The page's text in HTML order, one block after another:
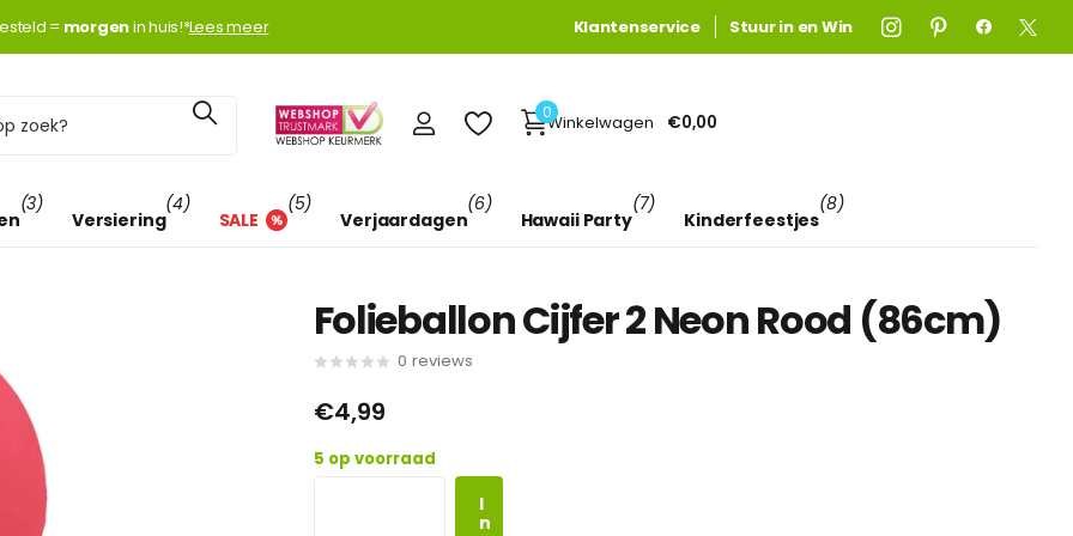
Klarna
Klarna
= morgenin huis!*Lees meer
morgen Gratis verzendingboven €75! (anders €4,95)Lees meer
Gratis verzending
Klantenservice Stuur in en Win
Winkelwagen
0 €0,00
(3)
Versiering
(4)
SALE
(5)
Verjaardagen
(6)
Hawaii Party
(7)
Kinderfeestjes
(8)
Folieballon Cijfer 2 Neon Rood (86cm)
0 reviews
€4,99
5 op voorraad
I
n